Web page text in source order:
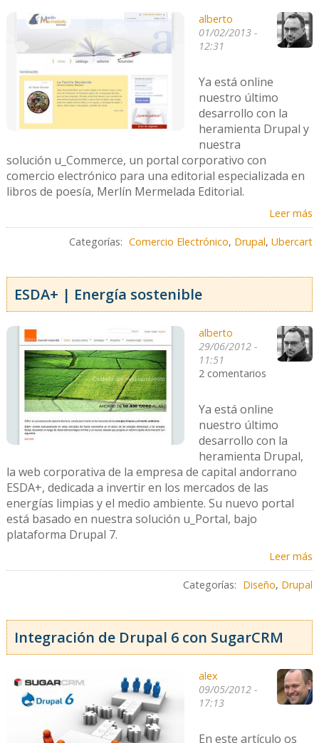
alberto
01/02/2013 -
12:31
Ya está online
nuestro último
desarrollo con la
heramienta Drupal y
nuestra
solución u_Commerce, un portal corporativo con
comercio electrónico para una editorial especializada en
libros de poesía, Merlín Mermelada Editorial.
Leer más
Categorías: Comercio Electrónico, Drupal,Ubercart
ESDA+ | Energía sostenible
alberto
29/06/2012 -
11:51
2 comentarios
Ya está online
nuestro último
desarrollo con la
heramienta Drupal,
la web corporativa de la empresa de capital andorrano
ESDA+, dedicada a invertir en los mercados de las
energías limpias y el medio ambiente. Su nuevo portal
está basado en nuestra solución u_Portal, bajo
plataforma Drupal 7.
Leer más
Categorías: Diseño, Drupal
Integración de Drupal 6 con SugarCRM
alex
09/05/2012 -
17:13
En este artículo os